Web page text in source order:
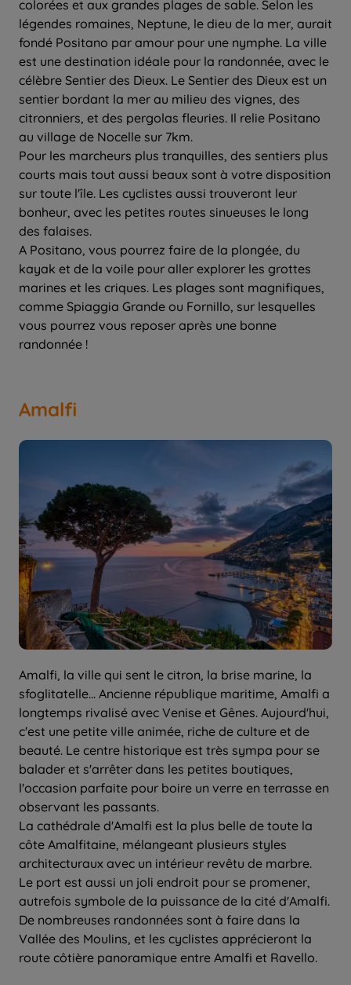
colorées et aux grandes plages de sable. Selon les
légendes romaines, Neptune, le dieu de la mer, aurait
fondé Positano par amour pour une nymphe. La ville
est une destination idéale pour la randonnée, avec le
célèbre Sentier des Dieux. Le Sentier des Dieux est un
sentier bordant la mer au milieu des vignes, des
citronniers, et des pergolas fleuries. Il relie Positano
au village de Nocelle sur 7km.
Pour les marcheurs plus tranquilles, des sentiers plus
courts mais tout aussi beaux sont à votre disposition
sur toute l'île. Les cyclistes aussi trouveront leur
bonheur, avec les petites routes sinueuses le long
des falaises.
A Positano, vous pourrez faire de la plongée, du
kayak et de la voile pour aller explorer les grottes
marines et les criques. Les plages sont magnifiques,
comme Spiaggia Grande ou Fornillo, sur lesquelles
vous pourrez vous reposer après une bonne
randonnée !
Amalfi
Amalfi, la ville qui sent le citron, la brise marine, la
sfoglitatelle... Ancienne république maritime, Amalfi a
longtemps rivalisé avec Venise et Gênes. Aujourd'hui,
c'est une petite ville animée, riche de culture et de
beauté. Le centre historique est très sympa pour se
balader et s'arrêter dans les petites boutiques,
l'occasion parfaite pour boire un verre en terrasse en
observant les passants.
La cathédrale d'Amalfi est la plus belle de toute la
côte Amalfitaine, mélangeant plusieurs styles
architecturaux avec un intérieur revêtu de marbre.
Le port est aussi un joli endroit pour se promener,
autrefois symbole de la puissance de la cité d'Amalfi.
De nombreuses randonnées sont à faire dans la
Vallée des Moulins, et les cyclistes apprécieront la
route côtière panoramique entre Amalfi et Ravello.